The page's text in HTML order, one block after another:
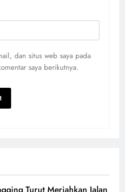
dan situs web saya pada
saya berikutnya.